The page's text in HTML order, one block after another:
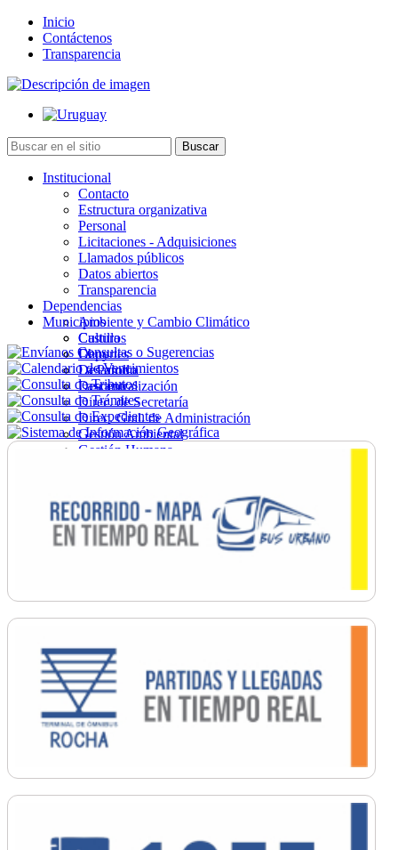
Inicio
Contáctenos
Transparencia
Institucional
Contacto
Estructura organizativa
Personal
Licitaciones - Adquisiciones
Llamados públicos
Datos abiertos
Transparencia
Dependencias
Ambiente y Cambio Climático
Cultura
Deportes
Desarrollo
Descentralización
Direc. de Secretaría
Direc. Gral. de Administración
Gestión Ambiental
Gestión Humana
Ordenamiento
Promoción Social
Salud
Secretaría General
Municipios
Castillos
Chuy
La Paloma
Lascano